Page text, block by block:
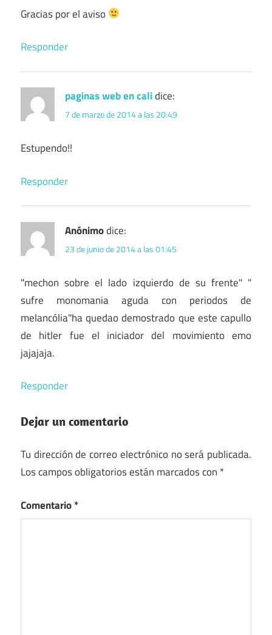
Gracias por el aviso
Responder
paginas web en calidice:
7 de marzo de 2014 a las 20:49
Estupendo!!
Responder
Anónimodice:
23 de junio de 2014 a las 01:45
"mechon sobre el lado izquierdo de su frente" "
sufre monomania aguda con periodos de
melancólia"ha quedao demostrado que este capullo
de hitler fue el iniciador del movimiento emo
jajajaja.
Responder
Dejar un comentario
Tu dirección de correo electrónico no será publicada.
Los campos obligatorios están marcados con *
Comentario*